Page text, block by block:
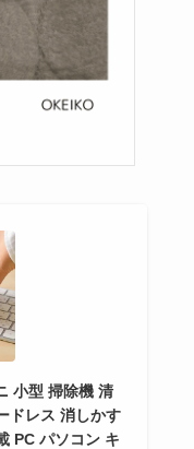
小型 掃除機 清
ドレス 消しかす
PC パソコン キ